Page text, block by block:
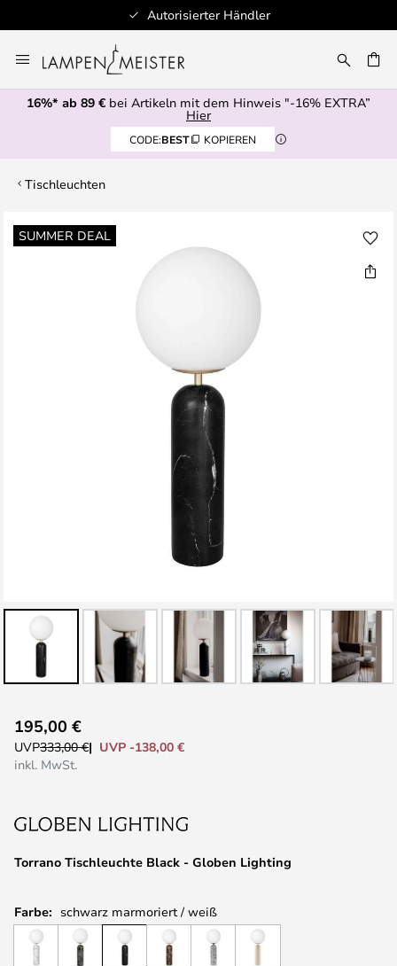
Autorisierter Händler
Inhalt
springen
16%* ab 89 € bei Artikeln mit dem Hinweis "-16% EXTRA”
Hier
CODE:BEST KOPIEREN
Tischleuchten
SUMMER DEAL
Zum
Ende
Anfang
der
Torrano Tischleuchte Black - Globen Lighting
195,00 €
UVP333,00 €
UVP -138,00 €
inkl. MwSt.
Farbe: schwarz marmoriert / weiß